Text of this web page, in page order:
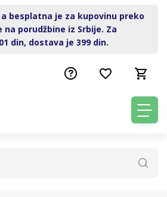
besplatna je za kupovinu preko
na porudžbine iz Srbije. Za
din, dostava je 399 din.